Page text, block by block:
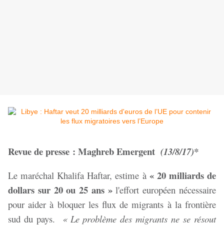
Revue de presse : Maghreb Emergent (13/8/17)*
Le maréchal Khalifa Haftar, estime à « 20 milliards de
dollars sur 20 ou 25 ans »l'effort européen nécessaire
pour aider à bloquer les flux de migrants à la frontière
sud du pays. « Le problème des migrants ne se résout